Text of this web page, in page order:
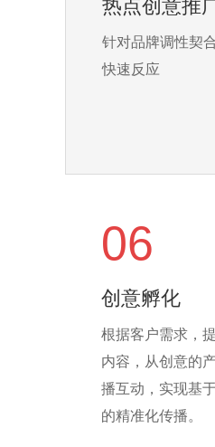
热点创意推
针对品牌调性契
快速反应
06
创意孵化
根据客户需求，
内容，从创意的
播互动，实现基
的精准化传播。